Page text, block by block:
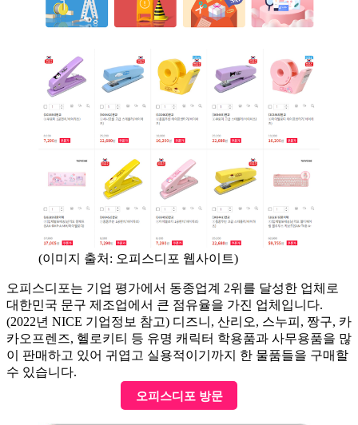
(이미지 출처: 오피스디포 웹사이트)
오피스디포는 기업 평가에서 동종업계 2위를 달성한 업체로
대한민국 문구 제조업에서 큰 점유율을 가진 업체입니다.
(2022년 NICE 기업정보 참고) 디즈니, 산리오, 스누피, 짱구, 카
카오프렌즈, 헬로키티 등 유명 캐릭터 학용품과 사무용품을 많
이 판매하고 있어 귀엽고 실용적이기까지 한 물품들을 구매할
수 있습니다.
오피스디포 방문